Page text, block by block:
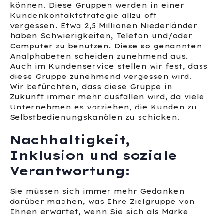
können. Diese Gruppen werden in einer
Kundenkontaktstrategie allzu oft
vergessen. Etwa 2,5 Millionen Niederländer
haben Schwierigkeiten, Telefon und/oder
Computer zu benutzen. Diese so genannten
Analphabeten scheiden zunehmend aus.
Auch im Kundenservice stellen wir fest, dass
diese Gruppe zunehmend vergessen wird.
Wir befürchten, dass diese Gruppe in
Zukunft immer mehr ausfallen wird, da viele
Unternehmen es vorziehen, die Kunden zu
Selbstbedienungskanälen zu schicken.
Nachhaltigkeit,
Inklusion und soziale
Verantwortung:
Sie müssen sich immer mehr Gedanken
darüber machen, was Ihre Zielgruppe von
Ihnen erwartet, wenn Sie sich als Marke